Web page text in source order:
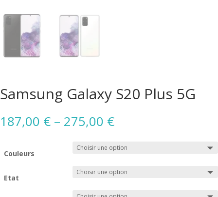
Samsung Galaxy S20 Plus 5G
187,00 € – 275,00 €
Couleurs
Etat